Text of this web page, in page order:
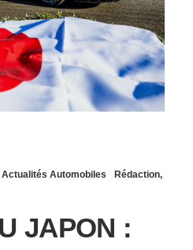
Actualités Automobiles Rédaction,
JAPON :